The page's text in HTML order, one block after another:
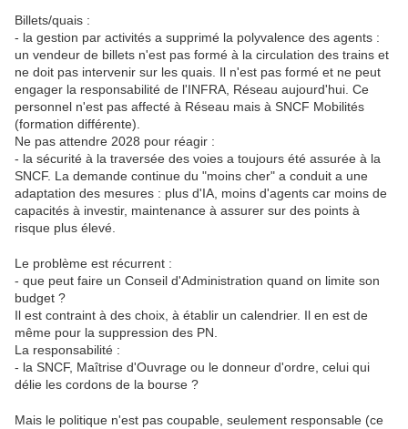
Billets/quais :
- la gestion par activités a supprimé la polyvalence des agents :
un vendeur de billets n'est pas formé à la circulation des trains et
ne doit pas intervenir sur les quais. Il n'est pas formé et ne peut
engager la responsabilité de l'INFRA, Réseau aujourd'hui. Ce
personnel n'est pas affecté à Réseau mais à SNCF Mobilités
(formation différente).
Ne pas attendre 2028 pour réagir :
- la sécurité à la traversée des voies a toujours été assurée à la
SNCF. La demande continue du "moins cher" a conduit a une
adaptation des mesures : plus d'IA, moins d'agents car moins de
capacités à investir, maintenance à assurer sur des points à
risque plus élevé.
Le problème est récurrent :
- que peut faire un Conseil d'Administration quand on limite son
budget ?
Il est contraint à des choix, à établir un calendrier. Il en est de
même pour la suppression des PN.
La responsabilité :
- la SNCF, Maîtrise d'Ouvrage ou le donneur d'ordre, celui qui
délie les cordons de la bourse ?
Mais le politique n'est pas coupable, seulement responsable (ce